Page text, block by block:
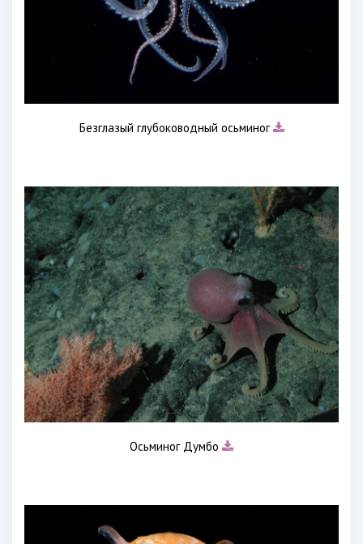
Безглазый глубоководный осьминог
Осьминог Думбо